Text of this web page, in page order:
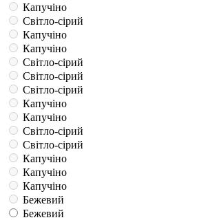
Капучіно
Світло-сірий
Капучіно
Капучіно
Світло-сірий
Світло-сірий
Світло-сірий
Капучіно
Капучіно
Світло-сірий
Світло-сірий
Капучіно
Капучіно
Капучіно
Бежевий
Бежевий